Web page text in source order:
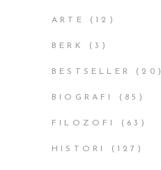
ARTE (12)
BERK (3)
BESTSELLER (20)
BIOGRAFI (85)
FILOZOFI (63)
HISTORI (127)